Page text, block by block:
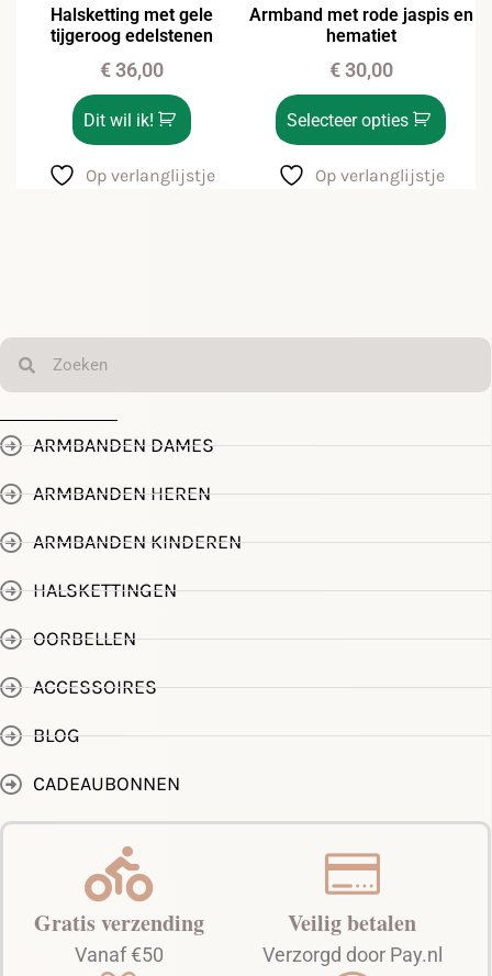
Halsketting met gele
tijgeroog edelstenen
€36,00
Dit wil ik!
Op verlanglijstje
Armband met rode jaspis en
hematiet
€30,00
Selecteer opties
Op verlanglijstje
ARMBANDEN DAMES
ARMBANDEN HEREN
ARMBANDEN KINDEREN
HALSKETTINGEN
OORBELLEN
ACCESSOIRES
BLOG
CADEAUBONNEN
Gratis verzending
Vanaf €50
Veilig betalen
Verzorgd door Pay.nl